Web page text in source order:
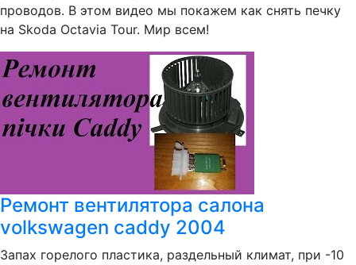
проводов. В этом видео мы покажем как снять печку
на Skoda Octavia Tour. Мир всем!
Ремонт вентилятора салона
volkswagen caddy 2004
Запах горелого пластика, раздельный климат, при -10